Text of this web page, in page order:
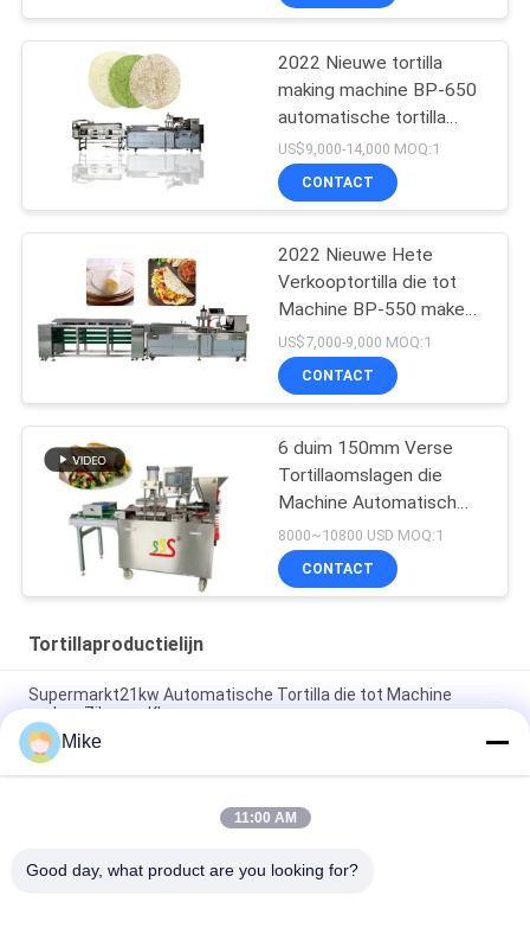
2022 Nieuwe tortilla
making machine BP-650
automatische tortilla
making machine
US$9,000-14,000 MOQ:1
CONTACT
2022 Nieuwe Hete
Verkooptortilla die tot
Machine BP-550 maken
Tortillaproductielijn
US$7,000-9,000 MOQ:1
CONTACT
6 duim 150mm Verse
Tortillaomslagen die
Machine Automatisch
maken Volledige
8000~10800 USD MOQ:1
CONTACT
Tortillaproductielijn
Supermarkt21kw Automatische Tortilla die tot Machine
maken Zilveren Kleur
10 - 45cm volledig Automatische Productielijn van de
Diameter de Nieuwe Tortilla
Nieuwe automatische broodmachine voor Roti Corn Tortilla
Mike
11:00 AM
Good day, what product are you looking for?